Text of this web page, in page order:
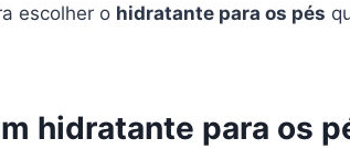
escolher o hidratante para os pés
hidratante para os